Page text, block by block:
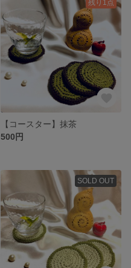
残り1点
【コースター】抹茶
500円
SOLD OUT